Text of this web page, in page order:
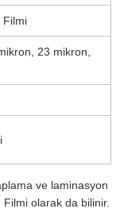
Filmi
23 mikron,
ve laminasyon
olarak da bilinir.